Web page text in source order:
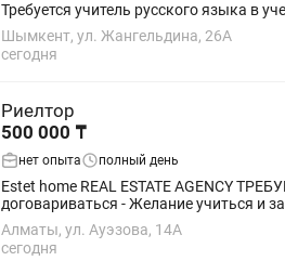
Требуется учитель русского языка в
Шымкент, ул. Жангельдина, 26А
сегодня
Риелтор
500 000 ₸
нет опыта полный день
Estet home REAL ESTATE AGENCY ТРЕБУЕТСЯ Менеджер по продажам недвижимости ТРЕБОВАНИЯ: - Грамотная речь,
Алматы, ул. Ауэзова, 14А
сегодня